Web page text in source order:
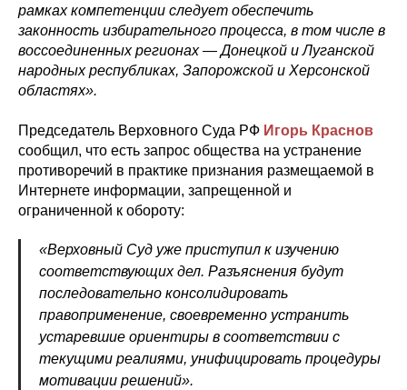
рамках компетенции следует обеспечить
законность избирательного процесса, в том числе в
воссоединенных регионах — Донецкой и Луганской
народных республиках, Запорожской и Херсонской
областях».
Председатель Верховного Суда РФ Игорь Краснов
сообщил, что есть запрос общества на устранение
противоречий в практике признания размещаемой в
Интернете информации, запрещенной и
ограниченной к обороту:
«Верховный Суд уже приступил к изучению
соответствующих дел. Разъяснения будут
последовательно консолидировать
правоприменение, своевременно устранить
устаревшие ориентиры в соответствии с
текущими реалиями, унифицировать процедуры
мотивации решений».